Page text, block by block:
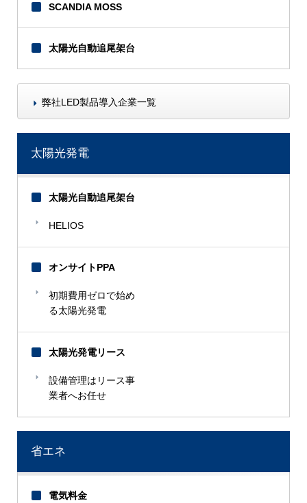
SCANDIA MOSS
太陽光自動追尾架台
弊社LED製品導入企業一覧
JR北海道
JR東日本
JR東海
NHK
TOTO
アメリカ大使館
旭紙業
オムロン
【か】
カネ末製茶
京セラ
国際短期大学
太陽光発電
太陽光自動追尾架台
HELIOS
オンサイトPPA
初期費用ゼロで始め
る太陽光発電
太陽光発電リース
設備管理はリース事
業者へお任せ
省エネ
電気料金